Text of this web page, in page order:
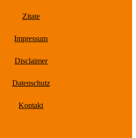
Zitate
Impressum
Disclaimer
Datenschutz
Kontakt